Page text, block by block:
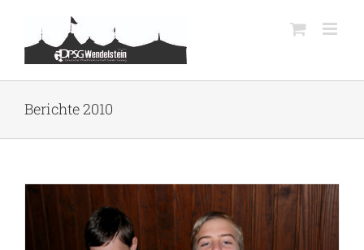
springen
Berichte 2010